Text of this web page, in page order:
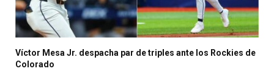
Víctor Mesa Jr. despacha par de triples ante los Rockies de
Colorado